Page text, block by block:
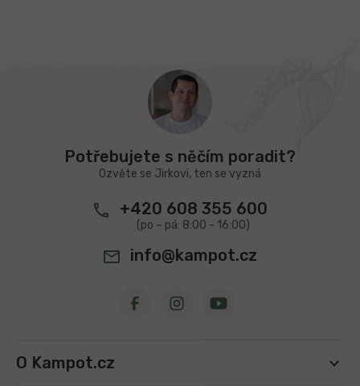
Potřebujete s něčím poradit?
Ozvěte se Jirkovi, ten se vyzná
+420 608 355 600
info@kampot.cz
O Kampot.cz